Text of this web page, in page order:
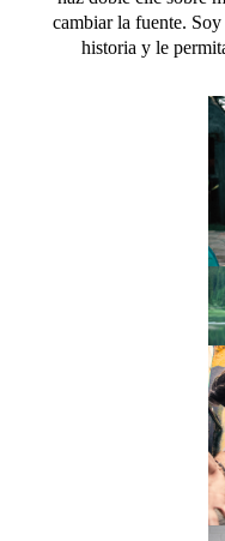
cambiar la fuente.
historia y le